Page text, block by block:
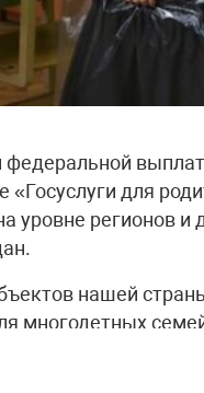
федеральной
«Госуслуги для
уровне регионов
нашей
многодетных